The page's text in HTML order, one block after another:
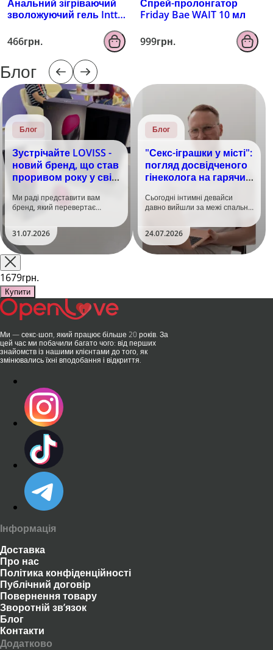
Анальний зігріваючий
зволожуючий гель Intt
466грн.
Спрей-пролонгатор
Friday Bae WAIT 10 мл
999грн.
Блог
Блог
Зустрічайте LOVISS -
новий бренд, що став
проривом року у світі
Ми раді представити вам
бренд, який перевертає
та вже встиг стати сенсацією
на міжнародній виставці API
Shanghai-2026!​LOVISS - це
поєднання унікальної естетики
та бездога..
31.07.2026
Блог
"Секс-іграшки у місті":
погляд досвідченого
гінеколога на гарячий
Сьогодні інтимні девайси
давно вийшли за межі спальні.
безшумні моторчики та
стильний дизайн перетворили
їх на гаджет, який багато хто
використовує, тестує у
24.07.2026
1679грн.
Купити
Ми — секс-шоп, який працює більше 20 років. За
цей час ми побачили багато чого: від перших
знайомств із нашими клієнтами до того, як
змінювались їхні вподобання і відкриття.
Інформація
Доставка
Про нас
Політика конфіденційності
Публічний договір
Повернення товару
Зворотній зв’язок
Блог
Контакти
Додатково